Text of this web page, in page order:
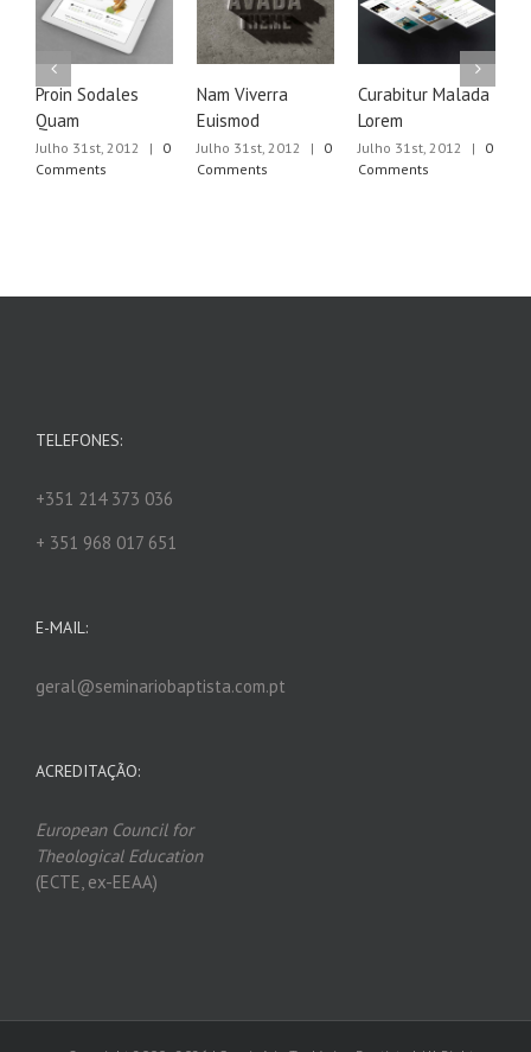
Proin Sodales
Quam
Julho 31st, 2012 |
0
Comments
Nam Viverra
Euismod
Julho 31st, 2012 |
0
Comments
Curabitur Malada
Lorem
Julho 31st, 2012 |
0
Comments
TELEFONES:
+351 214 373 036
+ 351 968 017 651
E-MAIL:
geral@seminariobaptista.com.pt
ACREDITAÇÃO:
European Council for
Theological Education
(ECTE, ex-EEAA)